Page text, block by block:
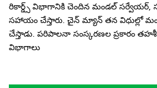
రికార్డ్స్ విభాగానికి చెందిన మండల్ సర్వేయర్,
సహాయం చేస్తారు. చైన్ మ్యాన్ తన విధుల్లో
చేస్తాడు. పరిపాలనా సంస్కరణల ప్రకారం
విభాగాలు